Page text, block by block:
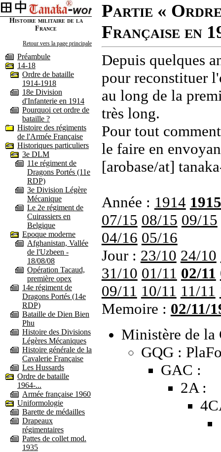
Histoire militaire de la
France
Retour vers la page principale
Préambule
14-18
Ordre de bataille
1914-1918
18e Division
d'Infanterie en 1914
Pourquoi cet ordre de
bataille ?
Histoire des régiments
de l'Armée Française
Historiques particuliers
3e DLM
11e régiment de
Dragons Portés (11e
RDP)
3e Division Légère
Mécanique
Le 2e régiment de
Cuirassiers en
Belgique
Epoque moderne
Afghanistan, Vallée
de l'Uzbeen -
18/08/08
Opération Tacaud,
première opex
14e régiment de
Dragons Portés (14e
RDP)
Bataille de Dien Bien
Phu
Histoire des Divisions
Légères Mécaniques
Histoire générale de la
Cavalerie Française
Les Hussards
Ordre de bataille
1964-...
Armée française 1960
Uniformologie
Barette de médailles
Drapeaux
régimentaires
Pattes de collet mod.
1935
Partie «
Française en
Depuis quelques
pour reconstituer
au long de la
très long.
Pour tout
le faire en
[arobase/at]
Année : 1914 1915
07/15 08/15 09/15
04/16 05/16
Jour : 23/10 24/10
31/10 01/11 02/11
09/11 10/11 11/11
Memoire : 02/11/
Ministère de la
GQG :
GAC :
2A :